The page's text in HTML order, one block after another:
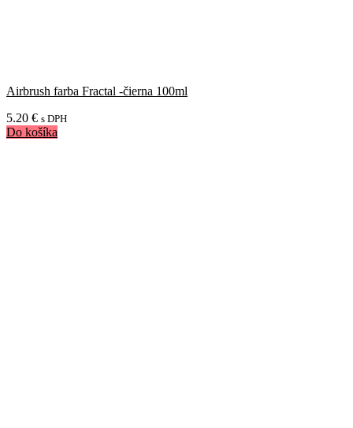
Airbrush farba Fractal -čierna 100ml
5.20 € s DPH
Do košíka